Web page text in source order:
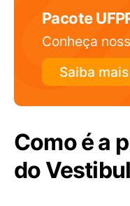
Pacote
Conheça
Saiba mais
Como é a
do